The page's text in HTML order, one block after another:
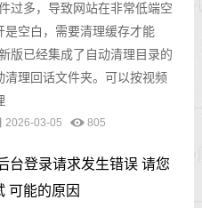
过多，导致网站在非常低端空
是空白，需要清理缓存才能
版已经集成了自动清理目录的
清理回话文件夹。可以按视频
2026-03-05 805
台登录请求发生错误 请您
可能的原因